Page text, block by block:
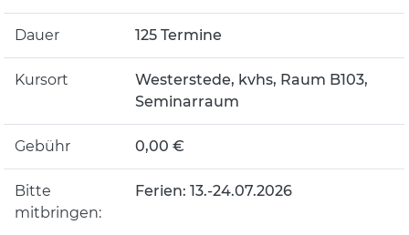
Dauer 125 Termine
Kursort
Westerstede, kvhs, Raum B103,
Seminarraum
Gebühr 0,00 €
Bitte
mitbringen:
Ferien: 13.-24.07.2026